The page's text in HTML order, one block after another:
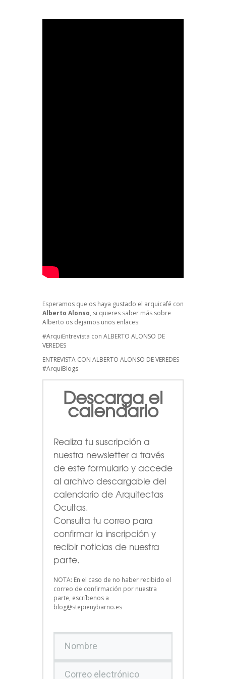
Esperamos que os haya gustado el arquicafé con
Alberto Alonso, si quieres saber más sobre
Alberto os dejamos unos enlaces:
#ArquiEntrevista con ALBERTO ALONSO DE
VEREDES
ENTREVISTA CON ALBERTO ALONSO DE VEREDES
#ArquiBlogs
Descarga el
calendario
Realiza tu suscripción a
nuestra newsletter a través
de este formulario y accede
al archivo descargable del
calendario de Arquitectas
Ocultas.
Consulta tu correo para
confirmar la inscripción y
recibir noticias de nuestra
parte.
NOTA: En el caso de no haber recibido el
correo de confirmación por nuestra
parte, escríbenos a
blog@stepienybarno.es